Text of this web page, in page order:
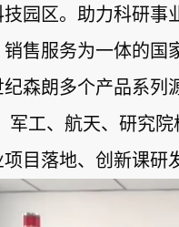
园区。助力科研
售服务为一体的
森朗多个产品系
工、航天、研究
目落地、创新课研